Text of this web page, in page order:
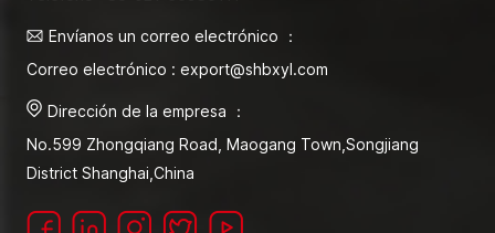
Envíanos un correo electrónico ：
Correo electrónico : export@shbxyl.com
Dirección de la empresa ：
No.599 Zhongqiang Road, Maogang Town,Songjiang
District Shanghai,China